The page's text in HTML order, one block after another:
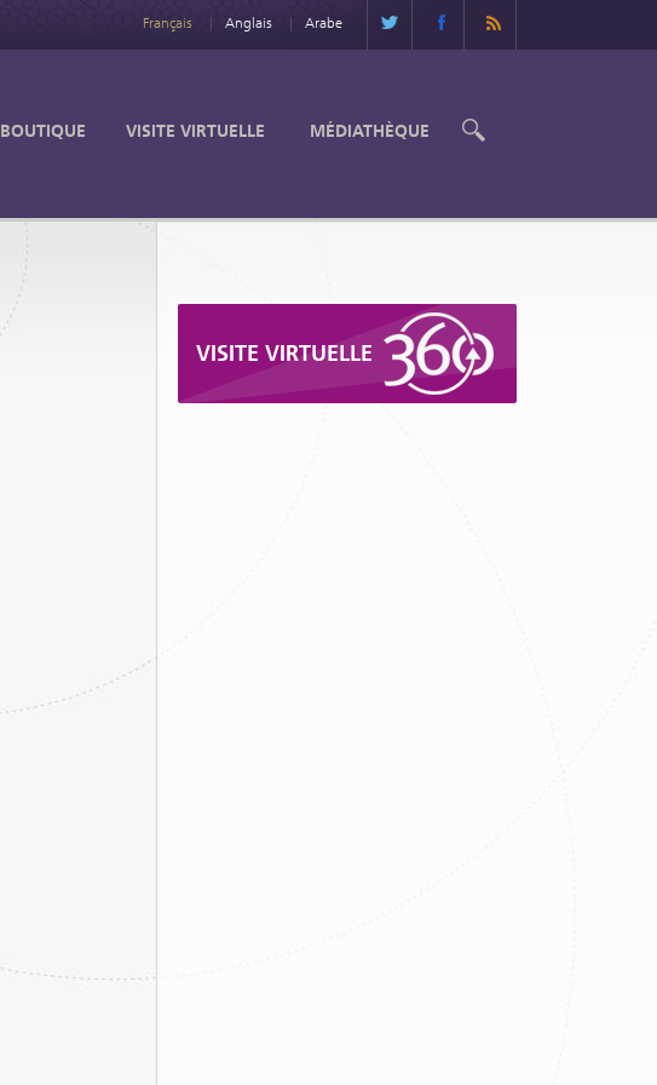
Français Anglais Arabe
BOUTIQUE VISITE VIRTUELLE MÉDIATHÈQUE
VISITE VIRTUELLE